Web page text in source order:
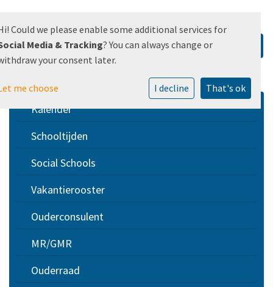
Kalender
Schooltijden
Social Schools
Vakantierooster
Ouderconsulent
MR/GMR
Ouderraad
Could we please enable some additional services for
Media & Tracking? You can always change or
your consent later.
me choose I decline That's ok